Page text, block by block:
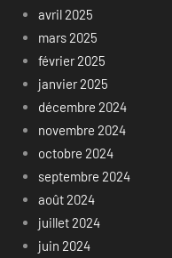
avril 2025
mars 2025
février 2025
janvier 2025
décembre 2024
novembre 2024
octobre 2024
septembre 2024
août 2024
juillet 2024
juin 2024